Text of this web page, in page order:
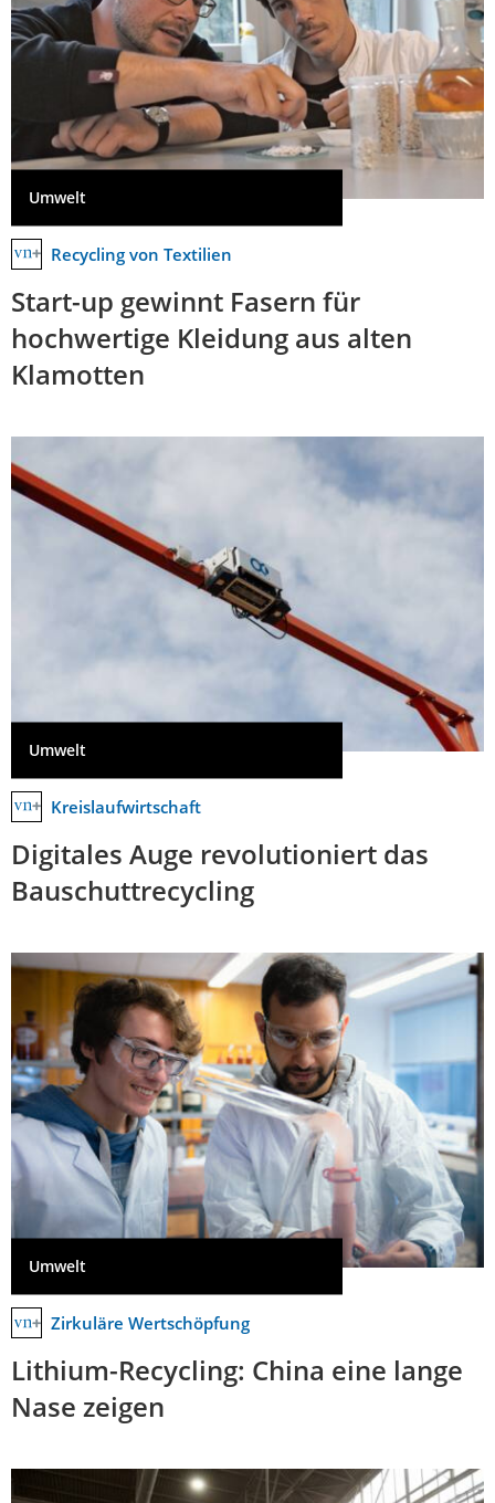
Umwelt
Recycling von Textilien
Start-up gewinnt Fasern für
hochwertige Kleidung aus alten
Klamotten
Umwelt
Kreislaufwirtschaft
Digitales Auge revolutioniert das
Bauschuttrecycling
Umwelt
Zirkuläre Wertschöpfung
Lithium-Recycling: China eine lange
Nase zeigen